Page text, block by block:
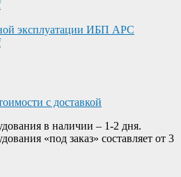
эксплуатации ИБП APC
с доставкой
в наличии – 1-2 дня.
«под заказ» составляет от 3